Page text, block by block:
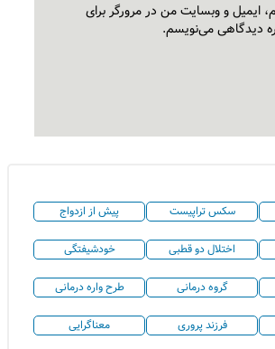
ایمیل و وبسایت من در مرورگر برای
دیدگاهی می‌نویسم.
سکس تراپیست پیش از ازدواج
اختلال دو قطبی خودشیفتگی
گروه درمانی طرح واره درمانی
فرزند پروری معناگرایی